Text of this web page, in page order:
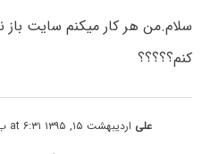
سلام.من هر کار میکنم سایت باز
کنم؟؟؟؟؟
علی اردیبهشت ۱۵, ۱۳۹۵ at ۶:۳۱ ب٫ظ